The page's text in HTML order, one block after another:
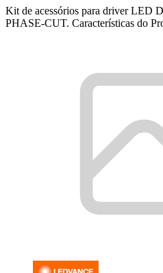
Kit de acessórios para driver LED
PHASE-CUT. Características do